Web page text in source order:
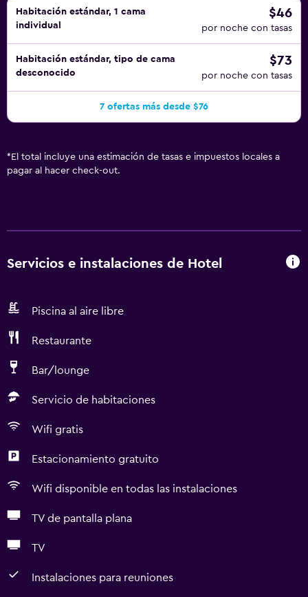
Habitación estándar, 1 cama
individual
$46
por noche con tasas
Habitación estándar, tipo de cama
desconocido
$73
por noche con tasas
7 ofertas más desde $76
* El total incluye una estimación de tasas e impuestos locales a
pagar al hacer check-out.
Servicios e instalaciones de Hotel
Piscina al aire libre
Restaurante
Bar/lounge
Servicio de habitaciones
Wifi gratis
Estacionamiento gratuito
Wifi disponible en todas las instalaciones
TV de pantalla plana
TV
Instalaciones para reuniones